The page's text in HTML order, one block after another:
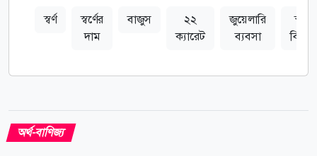
স্বর্ণ
স্বর্ণের
দাম
বাজুস
২২
ক্যারেট
জুয়েলারি
ব্যবসা
স্বর্ণ
বিক্রি
অর্থ-বাণিজ্য